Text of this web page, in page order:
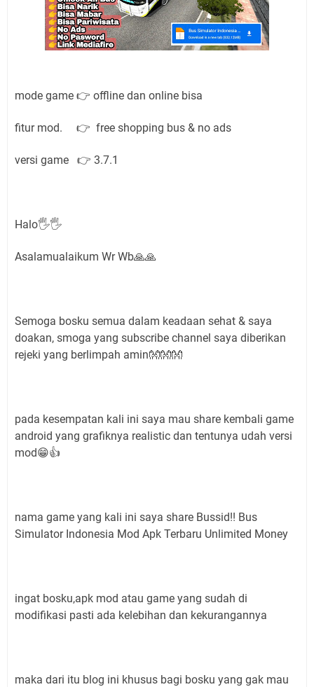
mode game 👉 offline dan online bisa
fitur mod. 👉 free shopping bus & no ads
versi game 👉 3.7.1
Halo🖐🖐
Asalamualaikum Wr Wb🙏🙏
Semoga bosku semua dalam keadaan sehat & saya
doakan, smoga yang subscribe channel saya diberikan
rejeki yang berlimpah amin👐👐👐
pada kesempatan kali ini saya mau share kembali game
android yang grafiknya realistic dan tentunya udah versi
mod😁👍
nama game yang kali ini saya share Bussid!! Bus
Simulator Indonesia Mod Apk Terbaru Unlimited Money
ingat bosku,apk mod atau game yang sudah di
modifikasi pasti ada kelebihan dan kekurangannya
maka dari itu blog ini khusus bagi bosku yang gak mau